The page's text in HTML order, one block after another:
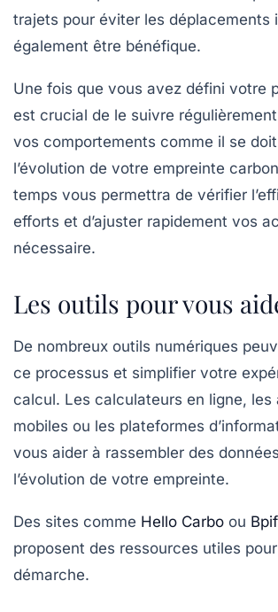
trajets pour éviter les déplacements
également être bénéfique.
Une fois que vous avez défini votre
est crucial de le suivre régulièrement
vos comportements comme il se
l’évolution de votre empreinte
temps vous permettra de vérifier
efforts et d’ajuster rapidement vos
nécessaire.
Les outils pour vous
De nombreux outils numériques
ce processus et simplifier votre
calcul. Les calculateurs en ligne, les
mobiles ou les plateformes
vous aider à rassembler des
l’évolution de votre empreinte.
Des sites comme Hello Carbo ou
proposent des ressources utiles
démarche.